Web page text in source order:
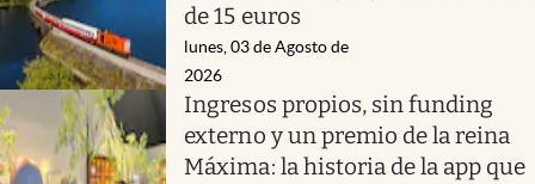
de 15 euros
lunes, 03 de Agosto de
2026
Ingresos propios, sin funding
externo y un premio de la reina
Máxima: la historia de la app que